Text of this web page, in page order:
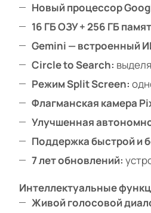
Новый процессор
16 ГБ ОЗУ + 256 ГБ
Gemini — встроенный
Circle to Search:
Режим Split Screen:
Флагманская камера
Улучшенная
Поддержка быстрой и
7 лет обновлений:
Интеллектуальные
Живой голосовой